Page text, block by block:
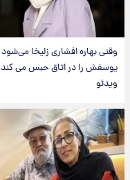
وقتی بهاره افشاری زلیخا می‌شود و
یوسفش را در اتاق حبس می کند +
ویدئو